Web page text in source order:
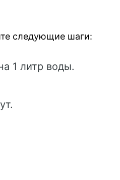
следующие шаги:
1 литр воды.